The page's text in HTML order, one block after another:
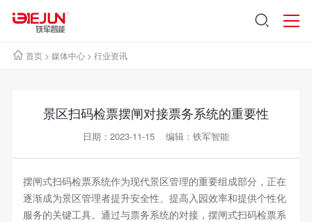
首页> 媒体中心> 行业资讯
景区扫码检票摆闸对接票务系统的重要性
日期：2023-11-15 编辑：铁军智能
摆闸式扫码检票系统作为现代景区管理的重要组成部分，正在
逐渐成为景区管理者提升安全性、提高入园效率和提供个性化
服务的关键工具。通过与票务系统的对接，摆闸式扫码检票系